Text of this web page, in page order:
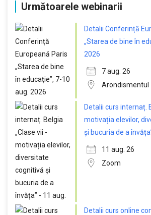
Următoarele webinarii
Detalii Conferință
„Starea de bine în
2026
7 aug. 26
Arondismentul
Detalii curs internaț.
motivația elevilor,
și bucuria de a
11 aug. 26
Zoom
Detalii curs online